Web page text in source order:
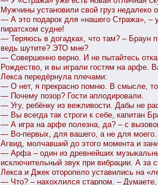
Мужчины установили свой груз недалеко
— А это подарок для «нашего Стража», –
пиратском судне!
— Теряюсь в догадках, что там? – Браун
ведь шутите? ЭТО мне?
— Совершенно верно. И не пытайтесь
Рождество, и вы играли гостям на арфе.
Лекса передёрнула плечами:
— О нет, я прекрасно помню. В смысле,
— Почему позор? Гости аплодировали.
— Угу, ребёнку из вежливости. Дабы не
— Вы всегда так строги к себе, капитан
— А игра на арфе полезна, да? – с
— Во-первых, для вашего, а не для
Агвид, молчавший до этого момента и
— Арфа – один из древнейших
исключительный звук при вибрации. А за
Лекса и Джек оторопело уставились на
— Что? – нахохлился старпом. –